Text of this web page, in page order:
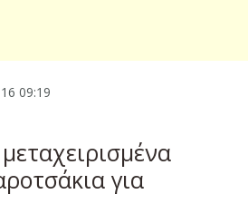
09:19
για